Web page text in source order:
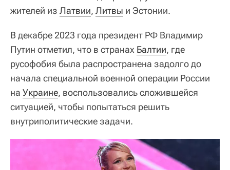
жителей из Латвии, Литвы и Эстонии.
В декабре 2023 года президент РФ Владимир
Путин отметил, что в странах Балтии, где
русофобия была распространена задолго до
начала специальной военной операции России
на Украине, воспользовались сложившейся
ситуацией, чтобы попытаться решить
внутриполитические задачи.